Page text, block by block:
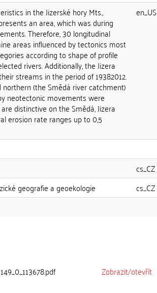
in the Jizerské hory Mts.,
an area, which was during
Therefore, 30 longitudinal
areas influenced by tectonics most
according to shape of profile
rivers. Additionally, the Jizera
streams in the period of 19382012.
(the Smědá river catchment)
neotectonic movements were
distinctive on the Smědá, Jizera
erosion rate ranges up to 0,5
en_US
cs_CZ
geografie a geoekologie
cs_CZ
Zobrazit/otevřít